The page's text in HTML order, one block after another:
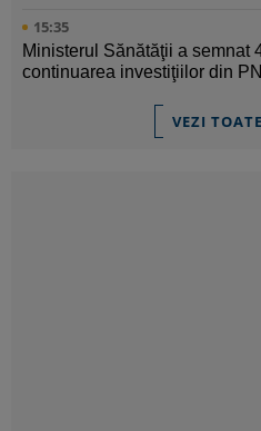
15:35
Ministerul Sănătăţii a semnat
continuarea investiţiilor din
VEZI